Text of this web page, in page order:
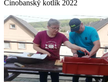
Cinobanský kotlík 2022